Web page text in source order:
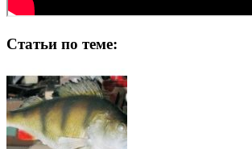
Статьи по теме: